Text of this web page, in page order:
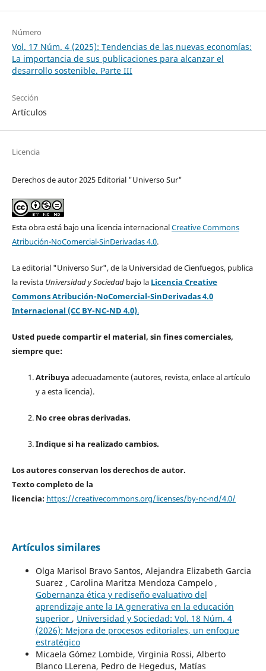
Número
Vol. 17 Núm. 4 (2025): Tendencias de las nuevas economías:
La importancia de sus publicaciones para alcanzar el
desarrollo sostenible. Parte III
Sección
Artículos
Licencia
Derechos de autor 2025 Editorial "Universo Sur"
Esta obra está bajo una licencia internacionalCreative Commons
Atribución-NoComercial-SinDerivadas 4.0.
La editorial "Universo Sur", de la Universidad de Cienfuegos, publica
la revista Universidad y Sociedad bajo la Licencia Creative
Commons Atribución-NoComercial-SinDerivadas 4.0
Internacional (CC BY-NC-ND 4.0).
Usted puede compartir el material, sin fines comerciales,
siempre que:
Atribuya adecuadamente (autores, revista, enlace al artículo
y a esta licencia).
No cree obras derivadas.
Indique si ha realizado cambios.
Los autores conservan los derechos de autor.
Texto completo de la
licencia: https://creativecommons.org/licenses/by-nc-nd/4.0/
Artículos similares
Olga Marisol Bravo Santos, Alejandra Elizabeth Garcia
Suarez , Carolina Maritza Mendoza Campelo ,
Gobernanza ética y rediseño evaluativo del
aprendizaje ante la IA generativa en la educación
superior , Universidad y Sociedad: Vol. 18 Núm. 4
(2026): Mejora de procesos editoriales, un enfoque
estratégico
Micaela Gómez Lombide, Virginia Rossi, Alberto
Blanco LLerena, Pedro de Hegedus, Matías